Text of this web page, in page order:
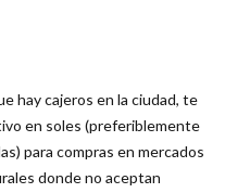
hay cajeros en la ciudad, te
en soles (preferiblemente
para compras en mercados
donde no aceptan